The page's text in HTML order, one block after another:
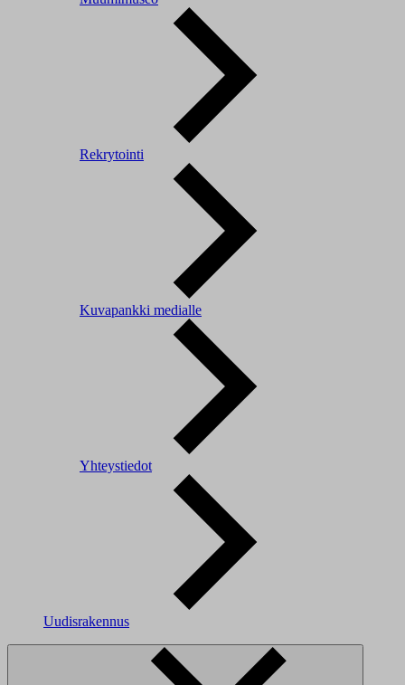
Rekrytointi
Kuvapankki medialle
Yhteystiedot
Uudisrakennus